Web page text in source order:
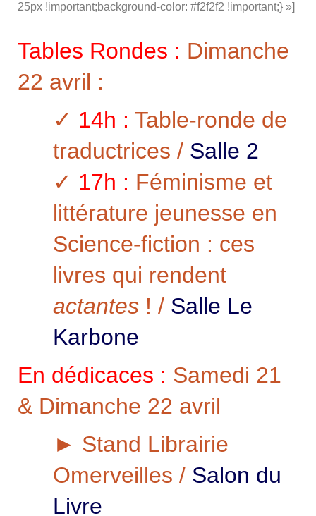
25px !important;background-color: #f2f2f2 !important;} »]
Tables Rondes : Dimanche
22 avril :
✓ 14h : Table-ronde de
traductrices / Salle 2
✓ 17h : Féminisme et
littérature jeunesse en
Science-fiction : ces
livres qui rendent
actantes ! / Salle Le
Karbone
En dédicaces : Samedi 21
& Dimanche 22 avril
► Stand Librairie
Omerveilles / Salon du
Livre